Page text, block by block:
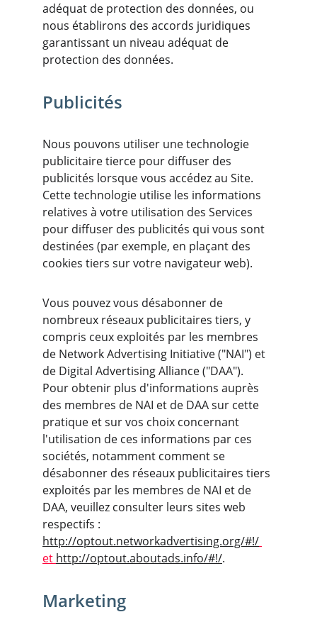
adéquat de protection des données, ou
nous établirons des accords juridiques
garantissant un niveau adéquat de
protection des données.
Publicités
Nous pouvons utiliser une technologie
publicitaire tierce pour diffuser des
publicités lorsque vous accédez au Site.
Cette technologie utilise les informations
relatives à votre utilisation des Services
pour diffuser des publicités qui vous sont
destinées (par exemple, en plaçant des
cookies tiers sur votre navigateur web).
Vous pouvez vous désabonner de
nombreux réseaux publicitaires tiers, y
compris ceux exploités par les membres
de Network Advertising Initiative ("NAI") et
de Digital Advertising Alliance ("DAA").
Pour obtenir plus d'informations auprès
des membres de NAI et de DAA sur cette
pratique et sur vos choix concernant
l'utilisation de ces informations par ces
sociétés, notamment comment se
désabonner des réseaux publicitaires tiers
exploités par les membres de NAI et de
DAA, veuillez consulter leurs sites web
respectifs :
http://optout.networkadvertising.org/#!/
et http://optout.aboutads.info/#!/.
Marketing